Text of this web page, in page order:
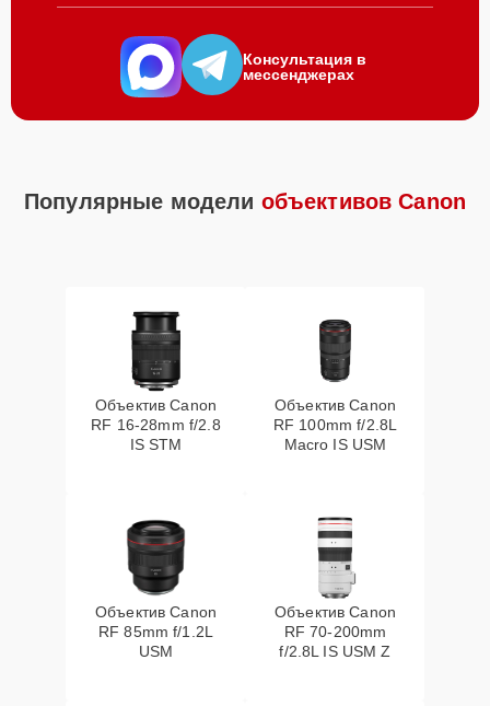
Консультация в
мессенджерах
Популярные модели объективов Canon
Объектив Canon
RF 16‑28mm f/2.8
IS STM
Объектив Canon
RF 100mm f/2.8L
Macro IS USM
Объектив Canon
RF 85mm f/1.2L
USM
Объектив Canon
RF 70‑200mm
f/2.8L IS USM Z